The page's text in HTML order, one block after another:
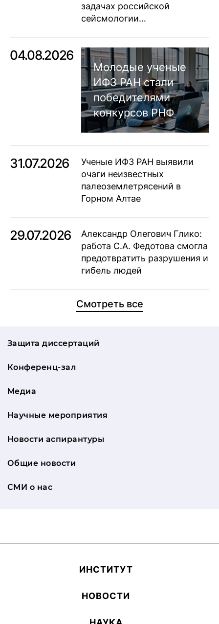
задачах российской
сейсмологии…
04.08.2026
Молодые ученые
ИФЗ РАН стали
победителями
конкурсов РНФ
31.07.2026
Ученые ИФЗ РАН выявили
очаги неизвестных
палеоземлетрясений в
Горном Алтае
29.07.2026
Александр Олегович Глико:
работа С.А. Федотова смогла
предотвратить разрушения и
гибель людей
Смотреть все
Защита диссертаций
Конференц-зал
Медиа
Научные мероприятия
Новости аспирантуры
Общие новости
СМИ о нас
ИН­СТИ­ТУТ
НОВОСТИ